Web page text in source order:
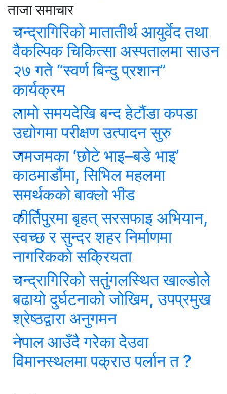
ताजा समाचार
चन्द्रागिरिकाे मातातीर्थ आयुर्वेद तथा
वैकल्पिक चिकित्सा अस्पतालमा साउन
२७ गते “स्वर्ण बिन्दु प्रशान”
कार्यक्रम
लामो समयदेखि बन्द हेटौंडा कपडा
उद्योगमा परीक्षण उत्पादन सुरु
जमजमका ‘छोटे भाइ–बडे भाइ’
काठमाडौंमा, सिभिल महलमा
समर्थकको बाक्लो भीड
कीर्तिपुरमा बृहत् सरसफाइ अभियान,
स्वच्छ र सुन्दर शहर निर्माणमा
नागरिकको सक्रियता
चन्द्रागिरिको सतुंगलस्थित खाल्डोले
बढायो दुर्घटनाको जोखिम, उपप्रमुख
श्रेष्ठद्वारा अनुगमन
नेपाल आउँदै गरेका देउवा
विमानस्थलमा पक्राउ पर्लान त ?